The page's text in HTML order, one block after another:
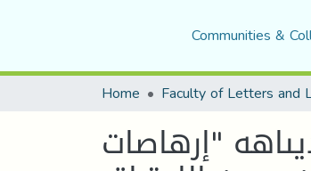
Communities &
Home
"إرهاصات